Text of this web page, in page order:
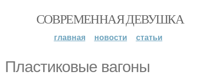
СОВРЕМЕННАЯ ДЕВУШКА
главная новости статьи
Пластиковые вагоны